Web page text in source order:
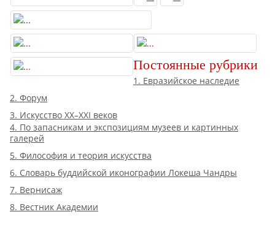
Постоянные рубрики
1. Евразийское наследие
2. Форум
3. Искусство XX–XXI веков
4. По запасникам и экспозициям музеев и картинных
галерей
5. Философия и теория искусства
6. Словарь буддийской иконографии Локеша Чандры
7. Вернисаж
8. Вестник Академии